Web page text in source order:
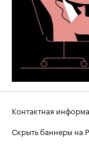
Контактная
Скрыть баннеры на